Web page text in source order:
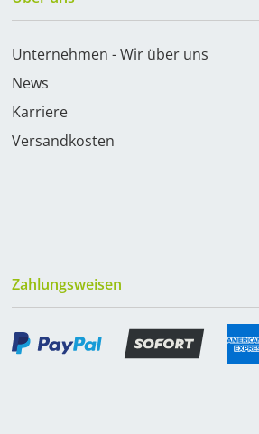
Unternehmen - Wir über uns
News
Karriere
Versandkosten
Zahlungsweisen